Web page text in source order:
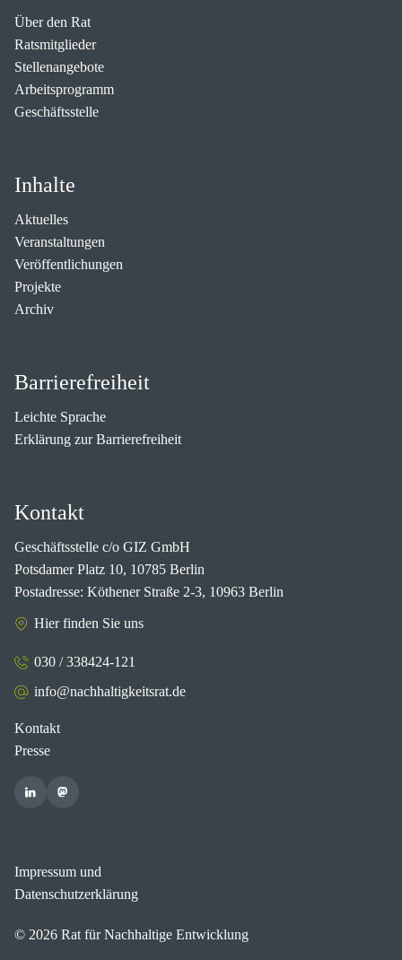
Über den Rat
Ratsmitglieder
Stellenangebote
Arbeitsprogramm
Geschäftsstelle
Inhalte
Aktuelles
Veranstaltungen
Veröffentlichungen
Projekte
Archiv
Barrierefreiheit
Leichte Sprache
Erklärung zur Barrierefreiheit
Kontakt
Geschäftsstelle c/o GIZ GmbH
Potsdamer Platz 10, 10785 Berlin
Postadresse: Köthener Straße 2-3, 10963 Berlin
Hier finden Sie uns
030 / 338424-121
info@nachhaltigkeitsrat.de
Kontakt
Presse
Impressum und
Datenschutzerklärung
© 2026 Rat für Nachhaltige Entwicklung